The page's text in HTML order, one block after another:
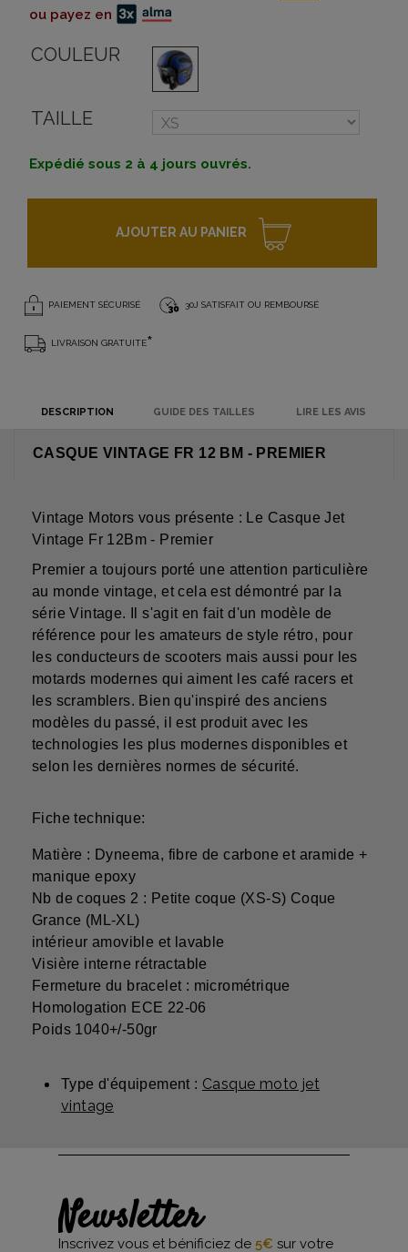
ou payez en
COULEUR
TAILLE
Expédié sous 2 à 4 jours ouvrés.
AJOUTER AU PANIER
PAIEMENT SÉCURISÉ 30J SATISFAIT OU REMBOURSÉ
LIVRAISON GRATUITE*
DESCRIPTION GUIDE DES TAILLES LIRE LES AVIS
CASQUE VINTAGE FR 12 BM - PREMIER
Vintage Motors vous présente : Le Casque Jet
Vintage Fr 12Bm - Premier
Premier a toujours porté une attention particulière
au monde vintage, et cela est démontré par la
série Vintage. Il s'agit en fait d'un modèle de
référence pour les amateurs de style rétro, pour
les conducteurs de scooters mais aussi pour les
motards modernes qui aiment les café racers et
les scramblers. Bien qu'inspiré des anciens
modèles du passé, il est produit avec les
technologies les plus modernes disponibles et
selon les dernières normes de sécurité.
Fiche technique:
Matière : Dyneema, fibre de carbone et aramide +
manique epoxy
Nb de coques 2 : Petite coque (XS-S) Coque
Grance (ML-XL)
intérieur amovible et lavable
Visière interne rétractable
Fermeture du bracelet : micrométrique
Homologation ECE 22-06
Poids 1040+/-50gr
Type d'équipement : Casque moto jet
vintage
Newsletter
Inscrivez vous et bénificiez de 5€ sur votre